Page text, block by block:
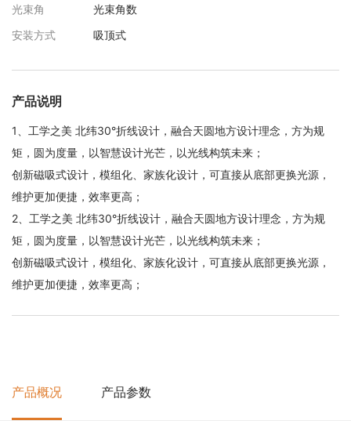
光束角
光束角数
安装方式
吸顶式
产品说明
1、工学之美 北纬30°折线设计，融合天圆地方设计理念，方为规
矩，圆为度量，以智慧设计光芒，以光线构筑未来；
创新磁吸式设计，模组化、家族化设计，可直接从底部更换光源，
维护更加便捷，效率更高；
2、工学之美 北纬30°折线设计，融合天圆地方设计理念，方为规
矩，圆为度量，以智慧设计光芒，以光线构筑未来；
创新磁吸式设计，模组化、家族化设计，可直接从底部更换光源，
维护更加便捷，效率更高；
产品概况 产品参数